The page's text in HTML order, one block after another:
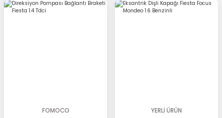
FOMOCO
YERLİ ÜRÜN